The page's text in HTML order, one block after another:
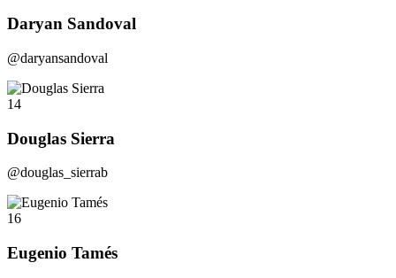
Daryan Sandoval
@daryansandoval
14
Douglas Sierra
@douglas_sierrab
16
Eugenio Tamés